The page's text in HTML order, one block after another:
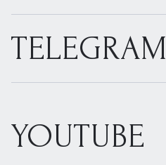
TELEGRAM
YOUTUBE